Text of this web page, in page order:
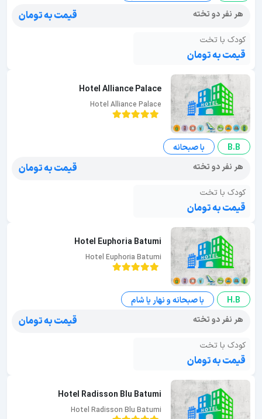
هر نفر دو تخته
قیمت به تومان
کودک با تخت
قیمت به تومان
Hotel Alliance Palace
Hotel Alliance Palace
B.B
با صبحانه
هر نفر دو تخته
قیمت به تومان
کودک با تخت
قیمت به تومان
Hotel Euphoria Batumi
Hotel Euphoria Batumi
H.B
با صبحانه و نهار یا شام
هر نفر دو تخته
قیمت به تومان
کودک با تخت
قیمت به تومان
Hotel Radisson Blu Batumi
Hotel Radisson Blu Batumi